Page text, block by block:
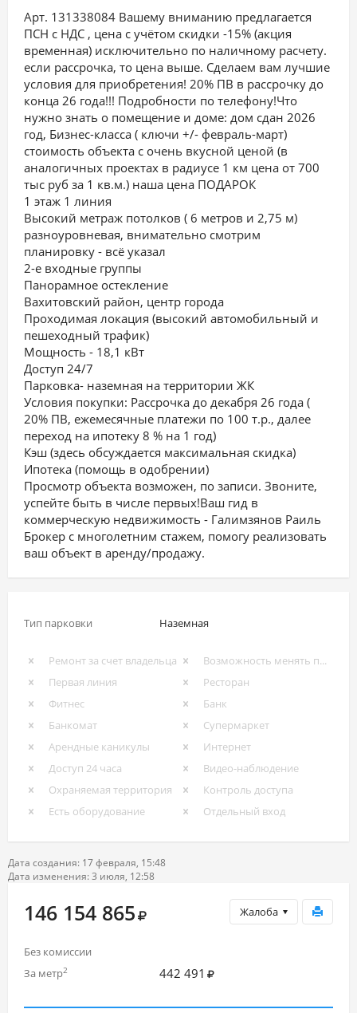
Арт. 131338084 Вашему вниманию предлагается
ПСН с НДС , цена с учётом скидки -15% (акция
временная) исключительно по наличному расчету.
если рассрочка, то цена выше. Сделаем вам лучшие
условия для приобретения! 20% ПВ в рассрочку до
конца 26 года!!! Подробности по телефону!Что
нужно знать о помещение и доме: дом сдан 2026
год, Бизнес-класса ( ключи +/- февраль-март)
стоимость объекта с очень вкусной ценой (в
аналогичных проектах в радиусе 1 км цена от 700
тыс руб за 1 кв.м.) наша цена ПОДАРОК
1 этаж 1 линия
Высокий метраж потолков ( 6 метров и 2,75 м)
разноуровневая, внимательно смотрим
планировку - всё указал
2-е входные группы
Панорамное остекление
Вахитовский район, центр города
Проходимая локация (высокий автомобильный и
пешеходный трафик)
Мощность - 18,1 кВт
Доступ 24/7
Парковка- наземная на территории ЖК
Условия покупки: Рассрочка до декабря 26 года (
20% ПВ, ежемесячные платежи по 100 т.р., далее
переход на ипотеку 8 % на 1 год)
Кэш (здесь обсуждается максимальная скидка)
Ипотека (помощь в одобрении)
Просмотр объекта возможен, по записи. Звоните,
успейте быть в числе первых!Ваш гид в
коммерческую недвижимость - Галимзянов Раиль
Брокер с многолетним стажем, помогу реализовать
ваш объект в аренду/продажу.
Тип парковки Наземная
Ремонт за счет владельца
Возможность менять провайдера
Первая линия
Ресторан
Фитнес
Банк
Банкомат
Супермаркет
Арендные каникулы
Интернет
Доступ 24 часа
Видео-наблюдение
Охраняемая территория
Контроль доступа
Есть оборудование
Отдельный вход
Дата создания: 17 февраля, 15:48
Дата изменения: 3 июля, 12:58
Жалоба
146 154 865
Без комиссии
За метр2 442 491